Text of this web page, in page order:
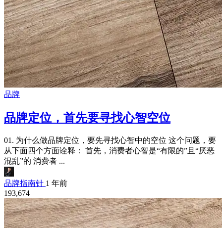
品牌
品牌定位，首先要寻找心智空位
01. 为什么做品牌定位，要先寻找心智中的空位 这个问题，要
从下面四个方面诠释： 首先，消费者心智是“有限的”且“厌恶
混乱”的 消费者 ...
品牌指南针 1 年前
193,674